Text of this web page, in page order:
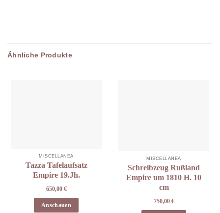
Ähnliche Produkte
MISCELLANEA
Tazza Tafelaufsatz
Empire 19.Jh.
650,00 €
Anschauen
MISCELLANEA
Schreibzeug Rußland
Empire um 1810 H. 10
cm
750,00 €